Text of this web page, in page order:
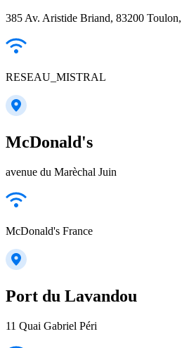
385 Av. Aristide Briand, 83200
RESEAU_MISTRAL
McDonald's
avenue du Marèchal Juin
McDonald's France
Port du Lavandou
11 Quai Gabriel Péri